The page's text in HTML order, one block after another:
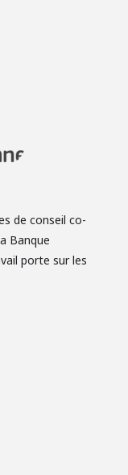
de conseil co-
Banque
porte sur les